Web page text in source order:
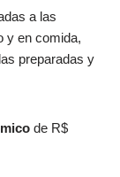
a las
y en comida,
preparadas y
de R$